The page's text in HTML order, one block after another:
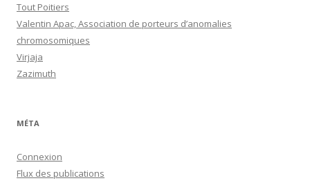
Tout Poitiers
Valentin Apac, Association de porteurs d’anomalies
chromosomiques
Virjaja
Zazimuth
MÉTA
Connexion
Flux des publications